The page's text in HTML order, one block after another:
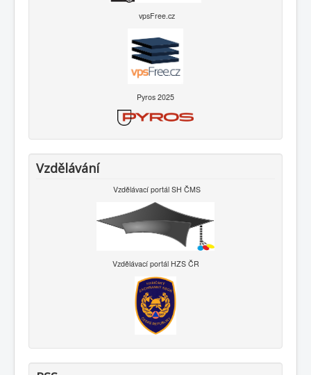
vpsFree.cz
Pyros 2025
Vzdělávání
Vzdělávací portál SH ČMS
Vzdělávací portál HZS ČR